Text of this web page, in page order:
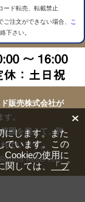
ード転売、転載禁止
ご注文ができない場合、
こ
下さい。
販売株式会社が
。
囲を超えて、許
ています。
Reserved.
にします。また
ています。この
Cookieの使用に
しては、
「プ